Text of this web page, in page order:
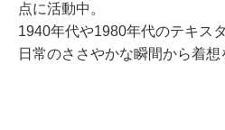
点に活動中。
1940年代や1980年代のテキス
日常のささやかな瞬間から着